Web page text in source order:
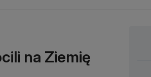
na Ziemię